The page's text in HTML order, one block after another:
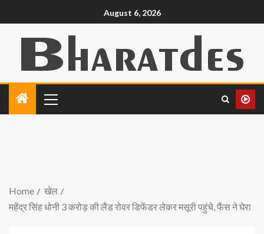
August 6, 2026
Home
खेल
महेंद्र सिंह धोनी 3 करोड़ की लैंड रोवर डिफेंडर लेकर मसूरी पहुंचे, फैंस ने घेरा